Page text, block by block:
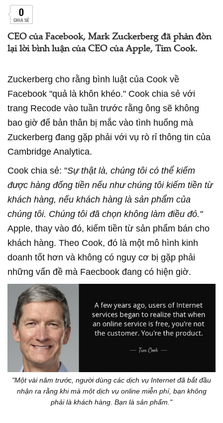
0
CHIA SẺ
CEO của Facebook, Mark Zuckerberg đã phản đòn
lại lời bình luận của CEO của Apple, Tim Cook.
Zuckerberg cho rằng bình luật của Cook về
Facebook "quả là khôn khéo." Cook chia sẻ với
trang Recode vào tuần trước rằng ông sẽ không
bao giờ để bản thân bị mắc vào tình huống mà
Zuckerberg đang gặp phải với vụ rò rỉ thông tin của
Cambridge Analytica.
Cook chia sẻ: "Sự thật là, chúng tôi có thể kiếm
được hàng đống tiền nếu như chúng tôi kiếm tiền từ
khách hàng, nếu khách hàng là sản phẩm của
chúng tôi. Chúng tôi đã chọn không làm điều đó."
Apple, thay vào đó, kiếm tiền từ sản phẩm bán cho
khách hàng. Theo Cook, đó là một mô hình kinh
doanh tốt hơn và không có nguy cơ bị gặp phải
những vấn đề mà Faecbook đang có hiện giờ.
"Một vài năm trước, người dùng các dịch vụ Internet đã bắt đầu
nhận ra rằng khi mà một dịch vụ online miễn phí, bạn không
phải là khách hàng. Bạn là sản phẩm."